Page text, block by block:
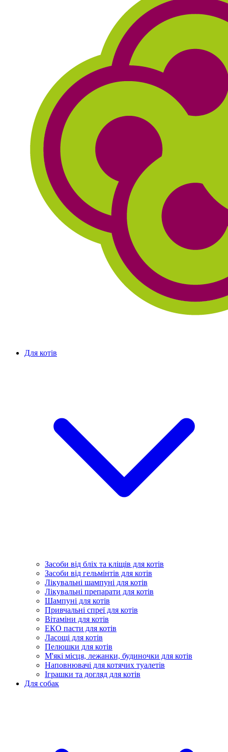
Для котів
Засоби від бліх та кліщів для котів
Засоби від гельмінтів для котів
Лікувальні шампуні для котів
Лікувальні препарати для котів
Шампуні для котів
Привчальні спреї для котів
Вітаміни для котів
ЕКО пасти для котів
Ласощі для котів
Пелюшки для котів
М'які місця, лежанки, будиночки для котів
Наповнювачі для котячих туалетів
Іграшки та догляд для котів
Для собак